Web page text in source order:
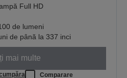
Full HD
de lumeni
de până la 337 inci
mai multe
Comparare